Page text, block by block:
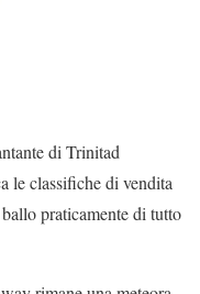
di Trinitad
le classifiche di vendita
praticamente di tutto